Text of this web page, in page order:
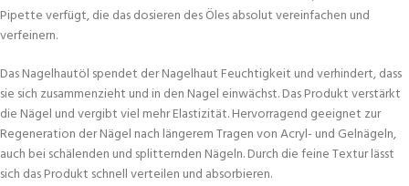
Pipette verfügt, die das dosieren des Öles absolut vereinfachen und
verfeinern.
Das Nagelhautöl spendet der Nagelhaut Feuchtigkeit und verhindert, dass
sie sich zusammenzieht und in den Nagel einwächst. Das Produkt verstärkt
die Nägel und vergibt viel mehr Elastizität. Hervorragend geeignet zur
Regeneration der Nägel nach längerem Tragen von Acryl- und Gelnägeln,
auch bei schälenden und splitternden Nägeln. Durch die feine Textur lässt
sich das Produkt schnell verteilen und absorbieren.